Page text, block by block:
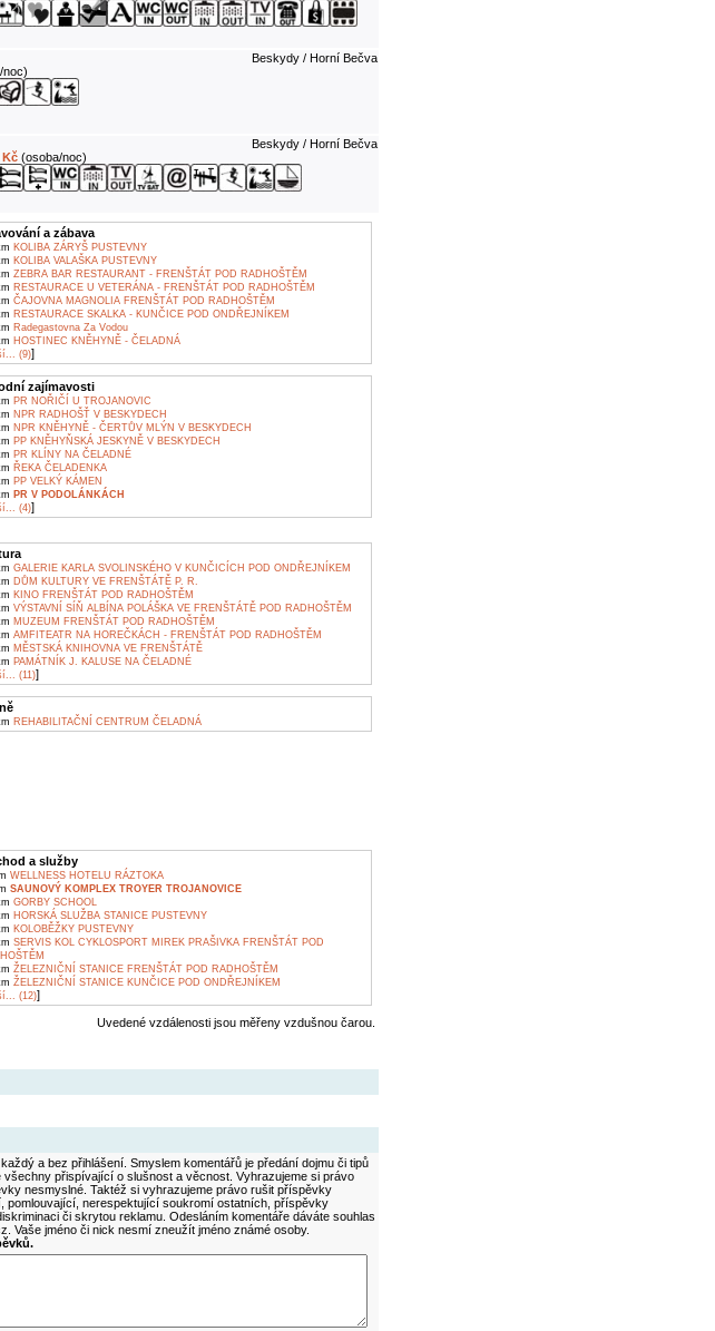
Beskydy / Horní Bečva
Beskydy / Horní Bečva
Kč(osoba/noc)
a zábava
KOLIBA ZÁRYŠ PUSTEVNY
KOLIBA VALAŠKA PUSTEVNY
ZEBRA BAR RESTAURANT - FRENŠTÁT POD RADHOŠTĚM
RESTAURACE U VETERÁNA - FRENŠTÁT POD RADHOŠTĚM
ČAJOVNA MAGNOLIA FRENŠTÁT POD RADHOŠTĚM
RESTAURACE SKALKA - KUNČICE POD ONDŘEJNÍKEM
Radegastovna Za Vodou
HOSTINEC KNĚHYNĚ - ČELADNÁ
(9)]
zajímavosti
PR NOŘIČÍ U TROJANOVIC
NPR RADHOŠŤ V BESKYDECH
NPR KNĚHYNĚ - ČERTŮV MLÝN V BESKYDECH
PP KNĚHYŇSKÁ JESKYNĚ V BESKYDECH
PR KLÍNY NA ČELADNÉ
ŘEKA ČELADENKA
PP VELKÝ KÁMEN
PR V PODOLÁNKÁCH
(4)]
GALERIE KARLA SVOLINSKÉHO V KUNČICÍCH POD ONDŘEJNÍKEM
DŮM KULTURY VE FRENŠTÁTĚ P. R.
KINO FRENŠTÁT POD RADHOŠTĚM
VÝSTAVNÍ SÍŇ ALBÍNA POLÁŠKA VE FRENŠTÁTĚ POD RADHOŠTĚM
MUZEUM FRENŠTÁT POD RADHOŠTĚM
AMFITEATR NA HOREČKÁCH - FRENŠTÁT POD RADHOŠTĚM
MĚSTSKÁ KNIHOVNA VE FRENŠTÁTĚ
PAMÁTNÍK J. KALUSE NA ČELADNÉ
(11)]
REHABILITAČNÍ CENTRUM ČELADNÁ
a služby
WELLNESS HOTELU RÁZTOKA
SAUNOVÝ KOMPLEX TROYER TROJANOVICE
GORBY SCHOOL
HORSKÁ SLUŽBA STANICE PUSTEVNY
KOLOBĚŽKY PUSTEVNY
SERVIS KOL CYKLOSPORT MIREK PRAŠIVKA FRENŠTÁT POD
ŽELEZNIČNÍ STANICE FRENŠTÁT POD RADHOŠTĚM
ŽELEZNIČNÍ STANICE KUNČICE POD ONDŘEJNÍKEM
(12)]
Uvedené vzdálenosti jsou měřeny vzdušnou čarou.
a bez přihlášení. Smyslem komentářů je předání dojmu či tipů
přispívající o slušnost a věcnost. Vyhrazujeme si právo
nesmyslné. Taktéž si vyhrazujeme právo rušit příspěvky
nerespektující soukromí ostatních, příspěvky
či skrytou reklamu. Odesláním komentáře dáváte souhlas
Vaše jméno či nick nesmí zneužít jméno známé osoby.